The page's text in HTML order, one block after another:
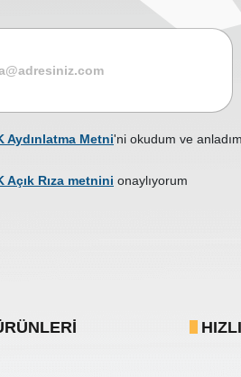
Aydınlatma Metni'ni okudum ve
Açık Rıza metnini onaylıyorum